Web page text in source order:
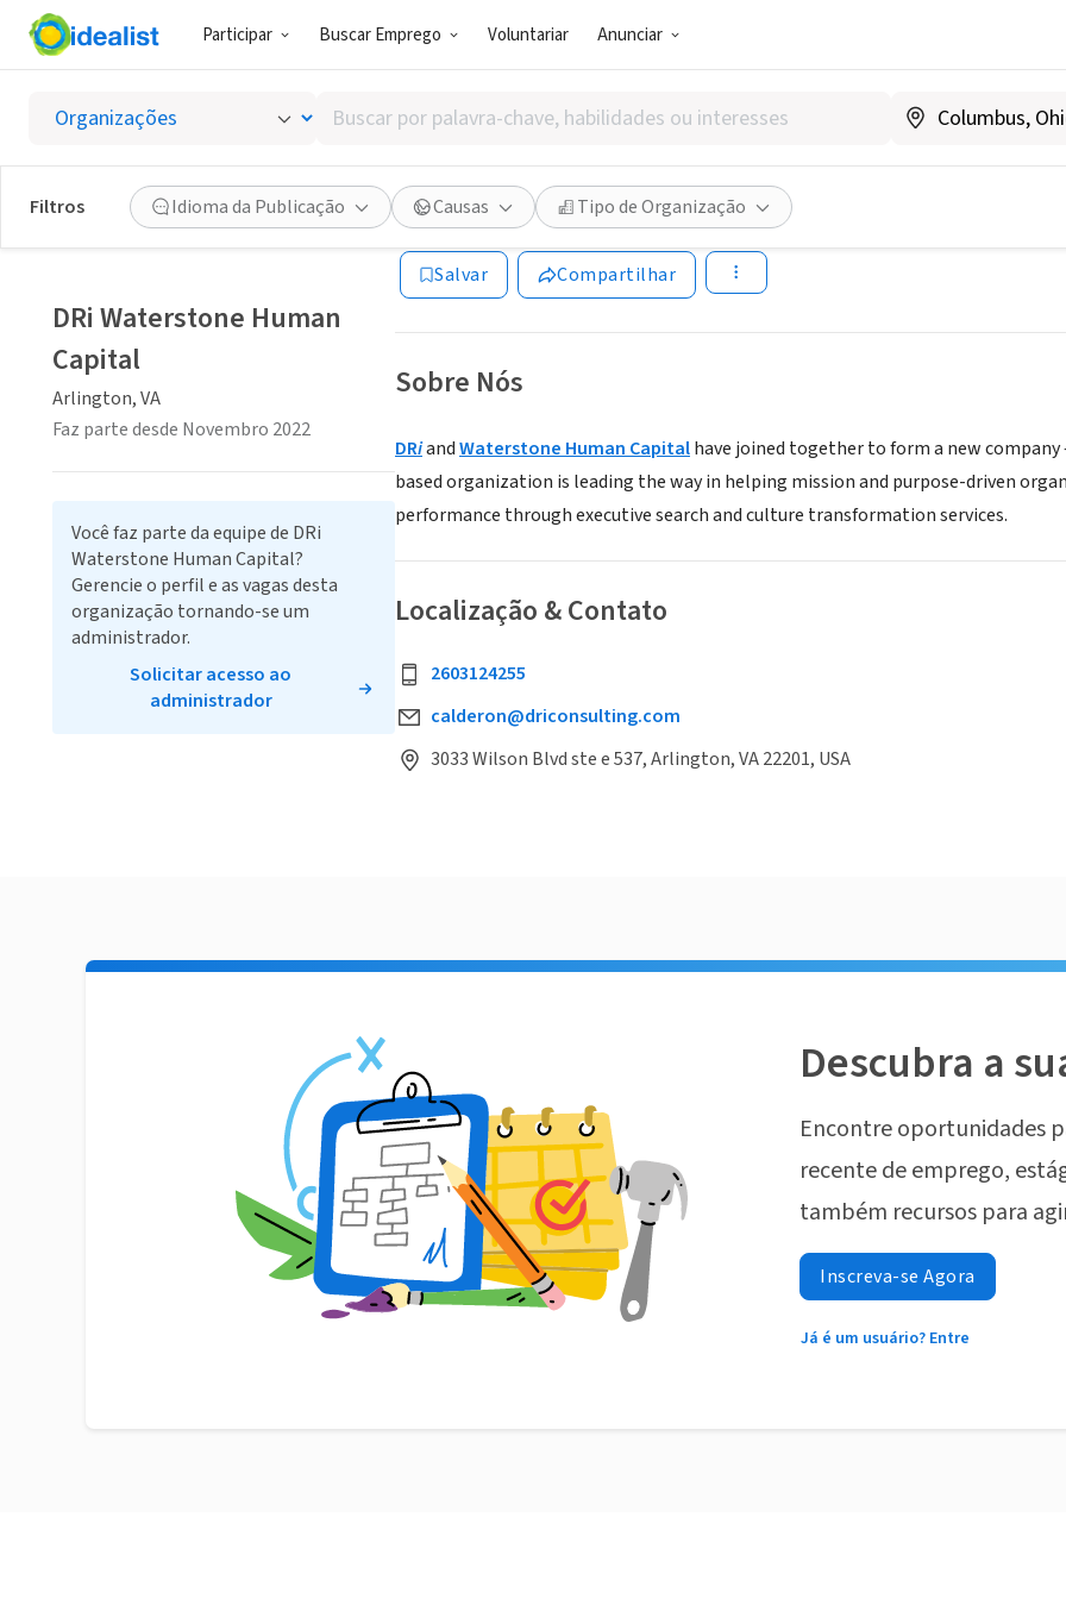
Participar Buscar Emprego Voluntariar Anunciar
Buscar
por
palavra-
chave,
habilidades
ou
interesses
Filtros Idioma da Publicação Causas Tipo de Organização
DRi Waterstone Human Capital
Arlington, VA|waterstonehc.com/driwaterstonehc/
Salvar Compartilhar
Sobre Nós
DRiandWaterstone Human Capitalhave joined together to form a new company
basedorganization is leading the way in helping mission and purpose-driven
performance through executive search and culture transformation services.
Localização & Contato
2603124255
calderon@driconsulting.com
3033 Wilson Blvd ste e 537, Arlington, VA 22201, USA
DRi Waterstone Human
Capital
Arlington, VA
Faz parte desde Novembro 2022
Você faz parte da equipe de DRi
Waterstone Human Capital?
Gerencie o perfil e as vagas desta
organização tornando-se um
administrador.
Solicitar acesso ao
administrador
Descubra a
Encontre oportunidades
recente de emprego,
também recursos para
Inscreva-se Agora
Já é um usuário? Entre